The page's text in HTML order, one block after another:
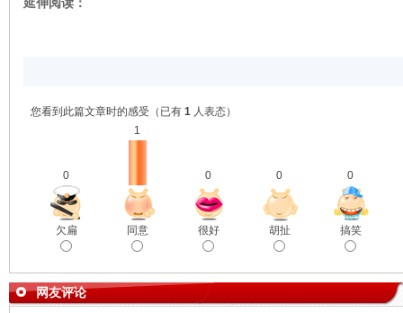
您看到此篇文章时的感受 （已有 1 人表态）
0
欠扁
1
同意
0
很好
0
胡扯
0
搞笑
网友评论